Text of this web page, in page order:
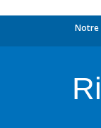
Notre